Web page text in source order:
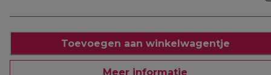
Toevoegen aan winkelwagentje
Meer informatie